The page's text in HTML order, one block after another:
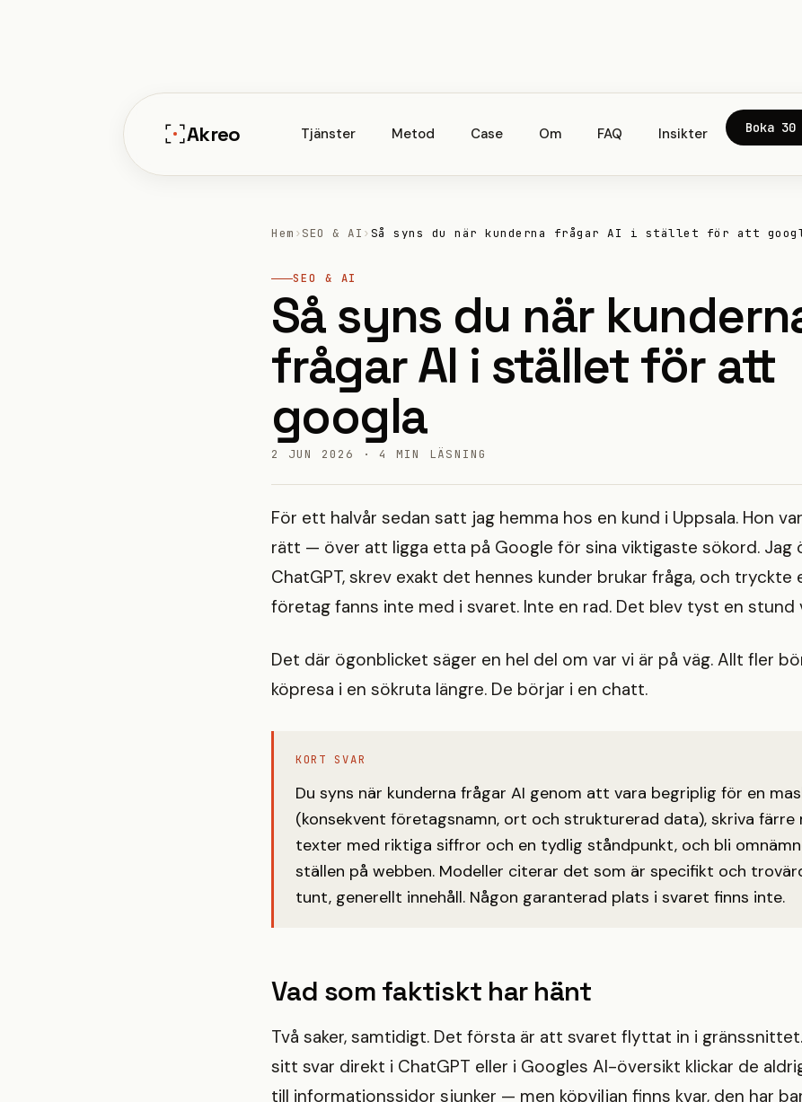
Akreo Tjänster Metod Case Om FAQ Insikter Boka 30
Hem › SEO & AI › Så syns du när kunderna frågar AI i stället för att
SEO & AI
Så syns du när
frågar AI i stället för att
googla
2 JUN 2026 · 4 MIN LÄSNING
För ett halvår sedan satt jag hemma hos en kund i Uppsala. Hon
rätt — över att ligga etta på Google för sina viktigaste sökord. Jag
ChatGPT, skrev exakt det hennes kunder brukar fråga, och tryckte
företag fanns inte med i svaret. Inte en rad. Det blev tyst en stund
Det där ögonblicket säger en hel del om var vi är på väg. Allt fler
köpresa i en sökruta längre. De börjar i en chatt.
KORT SVAR
Du syns när kunderna frågar AI genom att vara begriplig för en
(konsekvent företagsnamn, ort och strukturerad data), skriva färre
texter med riktiga siffror och en tydlig ståndpunkt, och bli
ställen på webben. Modeller citerar det som är specifikt och
tunt, generellt innehåll. Någon garanterad plats i svaret finns inte.
Vad som faktiskt har hänt
Två saker, samtidigt. Det första är att svaret flyttat in i
sitt svar direkt i ChatGPT eller i Googles AI-översikt klickar de
till informationssidor sjunker — men köpviljan finns kvar, den har